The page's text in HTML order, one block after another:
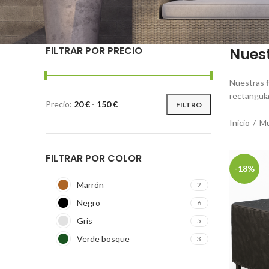
FILTRAR POR PRECIO
FILTRO
Precio: 20 € - 150 €
FILTRAR POR COLOR
Marrón 2
Negro 6
Gris 5
Verde bosque 3
Nuestras
Inicio
-18%